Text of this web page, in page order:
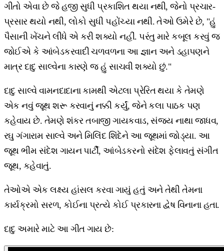
ગીતો એવા છે જે હજી સુધી પ્રકાશિત થયા નથી, જેનો પ્રચાર-
પ્રસાર થયો નથી, લોકો સુધી પહોંચ્યા નથી. તેઓ ઉમેરે છે, "હું
પૈસાની ખેંચને લીધે એ કરી શક્યો નહીં. પરંતુ મારે કબૂલ કરવું જ
જોઈએ કે આંબેડકરવાદી ચળવળના આ જ્ઞાન અને ડહાપણને
માત્ર દાદુ સાલ્વેના કારણે જ હું સાચવી શક્યો છું."
દાદુ સાલ્વે વામનદાદાના કામથી એટલા પ્રેરિત થયા કે તેમણે
એક નવું જૂથ શરૂ કરવાનું નક્કી કર્યું, જેને કલા પાઠક પણ
કહેવાય છે. તેમણે શંકર તબાજી ગાયકવાડ, સંજય નાથા જાધવ,
રઘુ ગંગારામ સાલ્વે અને મિલિંદ શિંદેને આ જૂથમાં જોડ્યા. આ
જૂથ ભીમ સંદેશ ગાયન પાર્ટી, આંબેડકરનો સંદેશ ફેલાવતું સંગીત
જૂથ, કહેવાતું.
તેઓએ એક લક્ષ્ય હાંસલ કરવા ગાયું હતું અને તેથી તેમના
કાર્યક્રમો સરળ, કોઈના પ્રત્યે કોઈ પ્રકારના દ્વેષ વિનાના હતા.
દાદુ અમારે માટે આ ગીત ગાય છે: